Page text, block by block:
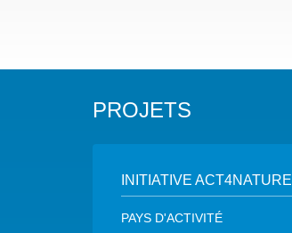
PROJETS
INITIATIVE ACT4NATURE
PAYS D'ACTIVITÉ